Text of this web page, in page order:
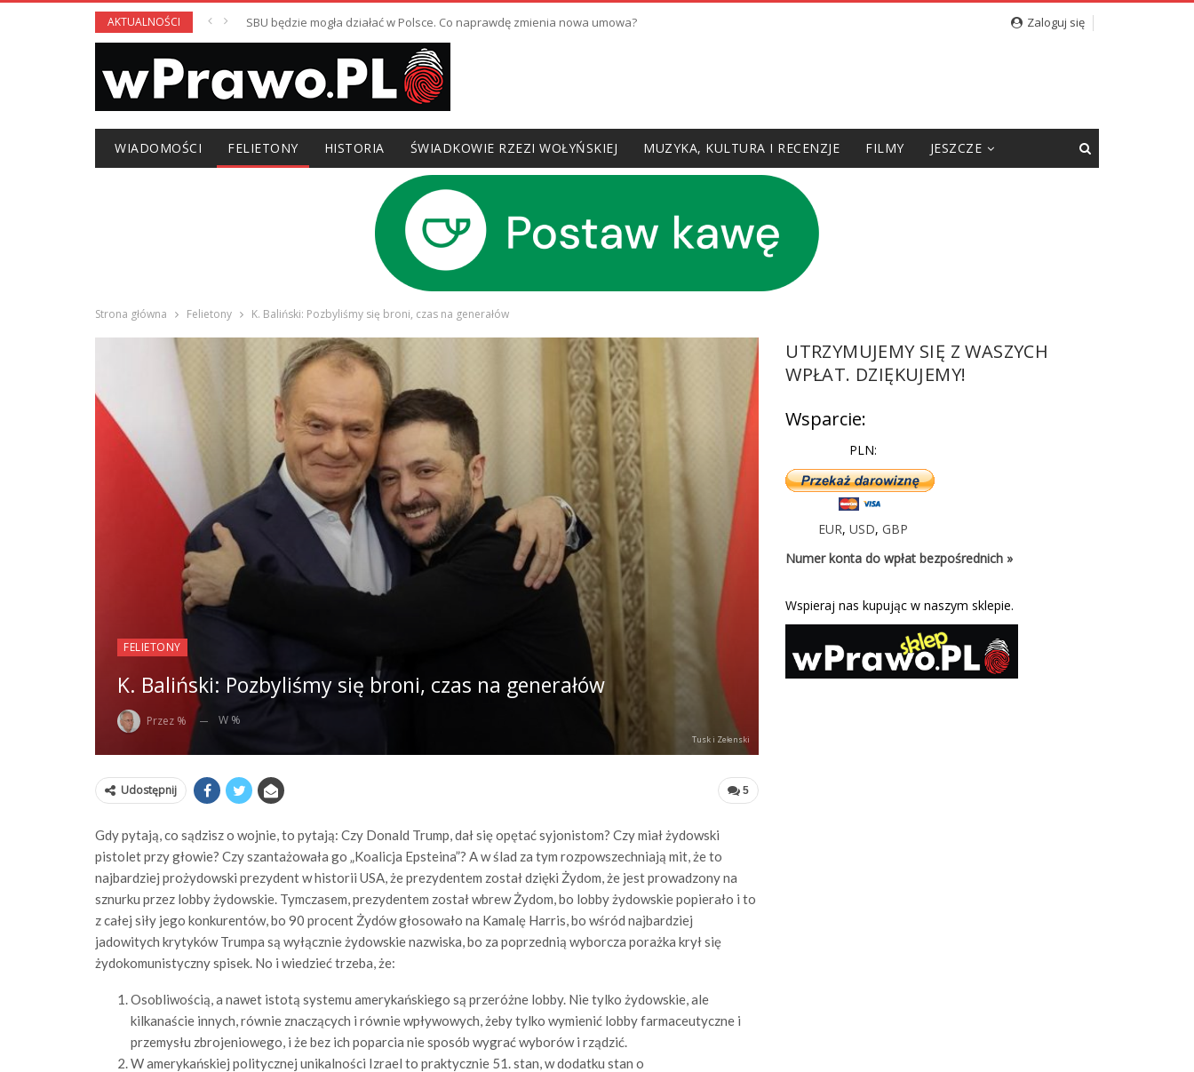
AKTUALNOŚCI SBU będzie mogła działać w Polsce. Co naprawdę zmienia nowa umowa? Zaloguj się
WIADOMOŚCI FELIETONY HISTORIA ŚWIADKOWIE RZEZI WOŁYŃSKIEJ MUZYKA, KULTURA I RECENZJE FILMY JESZCZE
Strona główna Felietony K. Baliński: Pozbyliśmy się broni, czas na generałów
FELIETONY
K. Baliński: Pozbyliśmy się broni, czas na generałów
Przez % W %
Tusk i Zełenski
5
Udostępnij
Gdy pytają, co sądzisz o wojnie, to pytają: Czy Donald Trump, dał się opętać syjonistom? Czy miał żydowski
pistolet przy głowie? Czy szantażowała go „Koalicja Epsteina”? A w ślad za tym rozpowszechniają mit, że to
najbardziej prożydowski prezydent w historii USA, że prezydentem został dzięki Żydom, że jest prowadzony na
sznurku przez lobby żydowskie. Tymczasem, prezydentem został wbrew Żydom, bo lobby żydowskie popierało i to
z całej siły jego konkurentów, bo 90 procent Żydów głosowało na Kamalę Harris, bo wśród najbardziej
jadowitych krytyków Trumpa są wyłącznie żydowskie nazwiska, bo za poprzednią wyborcza porażka krył się
żydokomunistyczny spisek. No i wiedzieć trzeba, że:
Osobliwością, a nawet istotą systemu amerykańskiego są przeróżne lobby. Nie tylko żydowskie, ale
kilkanaście innych, równie znaczących i równie wpływowych, żeby tylko wymienić lobby farmaceutyczne i
przemysłu zbrojeniowego, i że bez ich poparcia nie sposób wygrać wyborów i rządzić.
W amerykańskiej politycznej unikalności Izrael to praktycznie 51. stan, w dodatku stan o
UTRZYMUJEMY SIĘ Z WASZYCH
WPŁAT. DZIĘKUJEMY!
Wsparcie:
PLN:
EUR,USD,GBP
Numer konta do wpłat bezpośrednich »
Wspieraj nas kupując w naszym sklepie.